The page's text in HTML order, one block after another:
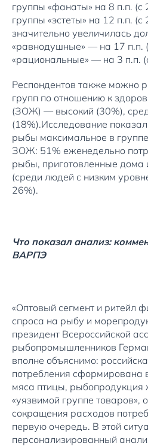
группы «фанаты» на 8 п.п. (с
группы «эстеты» на 12 п.п.
значительно увеличилась
«равнодушные» — на 17 п.п.
«рациональные» — на 3 п.п.
Респондентов также можно
групп по отношению к
(ЗОЖ) — высокий (30%),
(18%).Исследование
рыбы максимальное в
ЗОЖ: 51% еженедельно
рыбы, приготовленные дома
(среди людей с низким
26%).
Что показал анализ:
ВАРПЭ
«Оптовый сегмент и ритейл
спроса на рыбу и
президент Всероссийской
рыбопромышленников
вполне объяснимо:
потребления сформирована
мяса птицы, рыбопродукция
«уязвимой группе товаров»,
сокращения расходов
первую очередь. В этой
персонализированный